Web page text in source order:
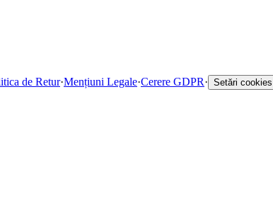
de Retur·Mențiuni Legale·Cerere GDPR· Setări cookies